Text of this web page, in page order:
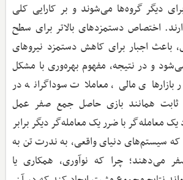
دیگر گروه‌ها می‌شوند و بر کارایی کلی
اختصاص دستمزدهای بالاتر برای سطح
باعث اجبار برای کاهش دستمزد نیروهای
و در نتیجه، مفهوم بهره‌وری با مشکل
مالی، معاملات سوداگرانه در
ثابت همانند بازی حاصل جمع صفر عمل
معامله‌گر با ضرر یک معامله‌گر دیگر برابر
سیستم‌های دنیای واقعی، به ندرت تن به
می‌دهند؛ چرا که نوآوری، همکاری یا